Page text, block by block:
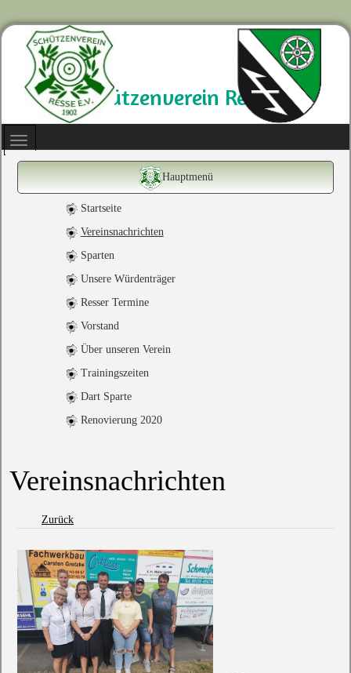
Schützenverein Resse
Hauptmenü
Startseite
Vereinsnachrichten
Sparten
Unsere Würdenträger
Resser Termine
Vorstand
Über unseren Verein
Trainingszeiten
Dart Sparte
Renovierung 2020
Vereinsnachrichten
Zurück